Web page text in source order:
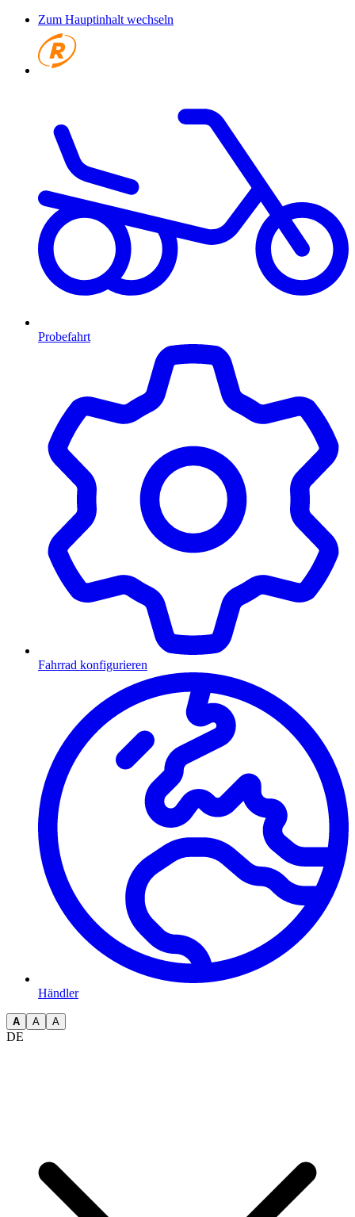
Zum Hauptinhalt wechseln
Probefahrt
Fahrrad konfigurieren
Händler
A A A
DE